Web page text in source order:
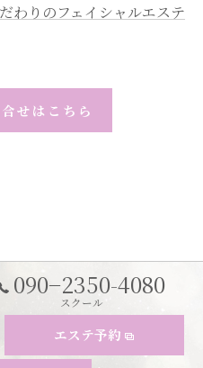
わりのフェイシャルエステ
せはこちら
090−2350-4080
スクール
エステ予約